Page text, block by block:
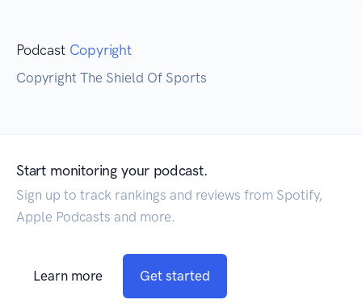
Podcast Copyright
Copyright The Shield Of Sports
Start monitoring your podcast.
Sign up to track rankings and reviews from Spotify,
Apple Podcasts and more.
Learn more Get started